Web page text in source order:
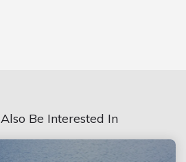
Be Interested In